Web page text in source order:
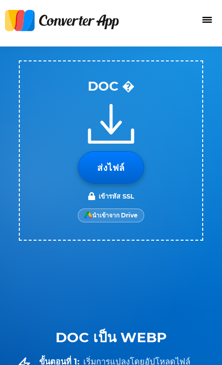
DOC เป็น WEBP
ขั้นตอนที่ 1: เริ่มการแปลงโดยอัปโหลดไฟล์
DOC �
ส่งไฟล์
เข้ารหัส SSL
นำเข้าจาก Drive